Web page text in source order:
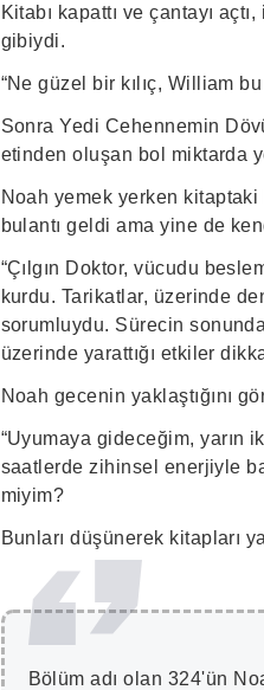
Kitabı kapattı ve çantayı
gibiydi.
“Ne güzel bir kılıç, William
Sonra Yedi Cehennemin
etinden oluşan bol miktarda
Noah yemek yerken
bulantı geldi ama yine de
“Çılgın Doktor, vücudu
kurdu. Tarikatlar, üzerinde
sorumluydu. Sürecin
üzerinde yarattığı etkiler
Noah gecenin yaklaştığını
“Uyumaya gideceğim, yarın
saatlerde zihinsel enerjiyle
miyim?
Bunları düşünerek kitapları
Bölüm adı olan 324'ün